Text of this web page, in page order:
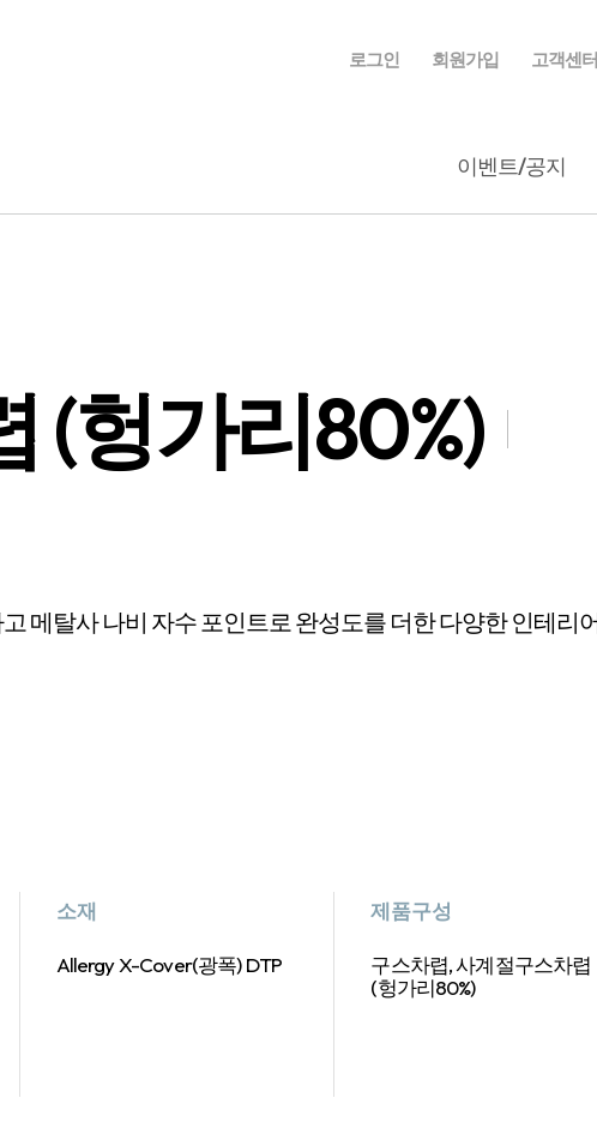
로그인 회원가입 고객센터
이벤트/공지
(헝가리80%)
메탈사 나비 자수 포인트로 완성도를 더한 다양한 인테리
소재
Allergy X-Cover(광폭) DTP
제품구성
구스차렵, 사계절구스차렵
(헝가리80%)